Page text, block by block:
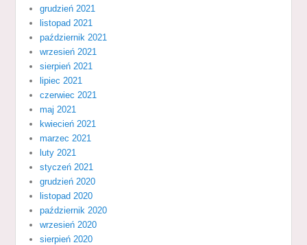
grudzień 2021
listopad 2021
październik 2021
wrzesień 2021
sierpień 2021
lipiec 2021
czerwiec 2021
maj 2021
kwiecień 2021
marzec 2021
luty 2021
styczeń 2021
grudzień 2020
listopad 2020
październik 2020
wrzesień 2020
sierpień 2020